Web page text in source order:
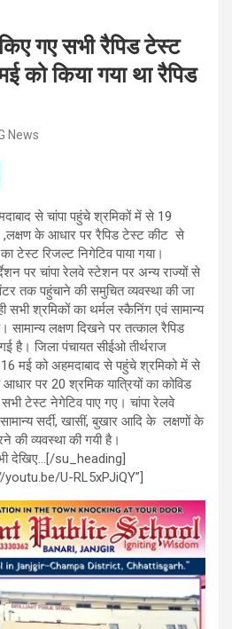
किए गए सभी रैपिड टेस्ट
को किया गया था रैपिड
News
el
e
gr
a
m
से चांपा पहुंचे श्रमिकों में से 19
,लक्षण के आधार पर रैपिड टेस्ट कीट से
टेस्ट रिजल्ट निगेटिव पाया गया।
पर चांपा रेलवे स्टेशन पर अन्य राज्यों से
तक पहुंचाने की समुचित व्यवस्था की जा
सभी श्रमिकों का थर्मल स्कैनिंग एवं सामान्य
सामान्य लक्षण दिखने पर तत्काल रैपिड
है। जिला पंचायत सीईओ तीर्थराज
16 मई को अहमदाबाद से पहुंचे श्रमिको में से
पर 20 श्रमिक यात्रियों का कोविड
टेस्ट नेगेटिव पाए गए। चांपा रेलवे
सर्दी, खासीं, बुखार आदि के लक्षणों के
की व्यवस्था की गयी है।
देखिए…[/su_heading]
U-RL5xPJiQY”]